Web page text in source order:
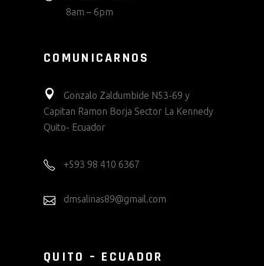
8am – 6pm
COMUNICARNOS
Gonzalo Zaldumbide N53-69 y
Capitan Ramon Borja Sector La Kennedy
Quito- Ecuador
+593 98 410 6367
dmsalinas89@gmail.com
QUITO – ECUADOR